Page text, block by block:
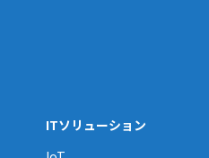
ITソリューション